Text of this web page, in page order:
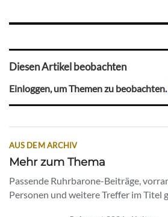
Diesen Artikel beobachten
Einloggen, um Themen zu beobachten.
AUS DEM ARCHIV
Mehr zum Thema
Passende Ruhrbarone-Beiträge,
Personen und weitere Treffer im Titel